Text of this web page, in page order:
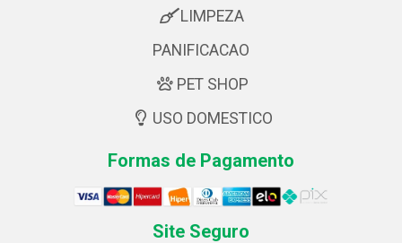
LIMPEZA
PANIFICACAO
PET SHOP
USO DOMESTICO
Formas de Pagamento
Site Seguro